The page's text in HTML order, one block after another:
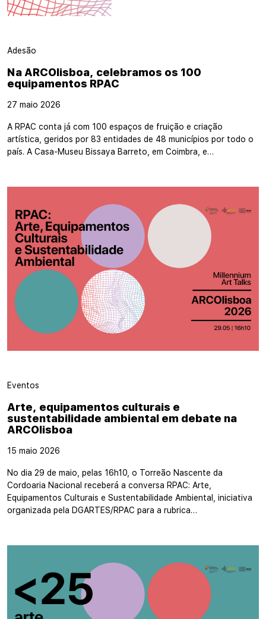
Adesão
Na ARCOlisboa, celebramos os 100
equipamentos RPAC
27 maio 2026
A RPAC conta já com 100 espaços de fruição e criação
artística, geridos por 83 entidades de 48 municípios por todo o
país. A Casa-Museu Bissaya Barreto, em Coimbra, e…
Eventos
Arte, equipamentos culturais e
sustentabilidade ambiental em debate na
ARCOlisboa
15 maio 2026
No dia 29 de maio, pelas 16h10, o Torreão Nascente da
Cordoaria Nacional receberá a conversa RPAC: Arte,
Equipamentos Culturais e Sustentabilidade Ambiental, iniciativa
organizada pela DGARTES/RPAC para a rubrica…